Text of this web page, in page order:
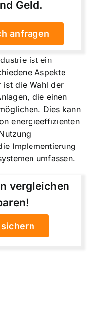
Geld.
anfragen
ist ein
Aspekte
ist die Wahl der
die einen
Dies kann
energieeffizienten
Implementierung
umfassen.
vergleichen